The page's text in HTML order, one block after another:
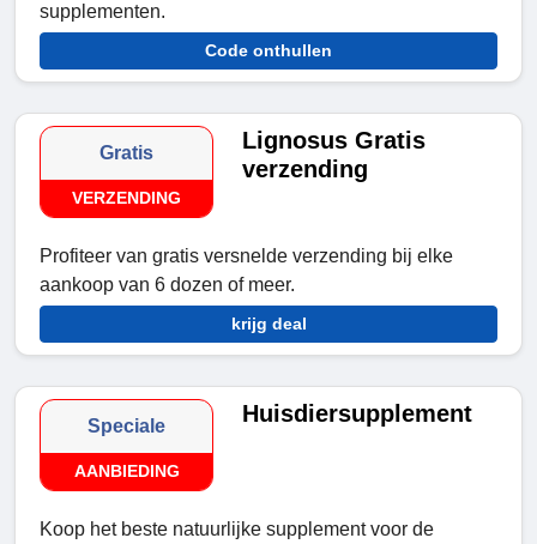
supplementen.
Code onthullen
Gratis
VERZENDING
Lignosus Gratis
verzending
Profiteer van gratis versnelde verzending bij elke
aankoop van 6 dozen of meer.
krijg deal
Speciale
AANBIEDING
Huisdiersupplement
Koop het beste natuurlijke supplement voor de